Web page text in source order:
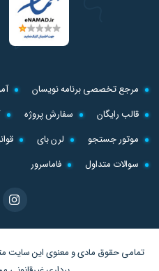
مرجع تخصصی برنامه نویسان
قالب رایگان
سفارش پروژه
موتور جستجو
لرن بای
سوالات متداول
فاماسرور
تمامی حقوق مادی و معنوی این سایت